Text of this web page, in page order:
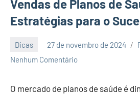
Vendas de Planos de
Estratégias para o
Dicas 27 de novembro de 2024
Nenhum Comentário
O mercado de planos de saúde é